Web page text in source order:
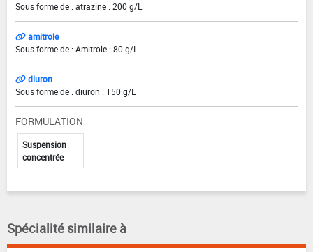
Sous forme de : atrazine : 200 g/L
amitrole
Sous forme de : Amitrole : 80 g/L
diuron
Sous forme de : diuron : 150 g/L
FORMULATION
Suspension
concentrée
Spécialité similaire à